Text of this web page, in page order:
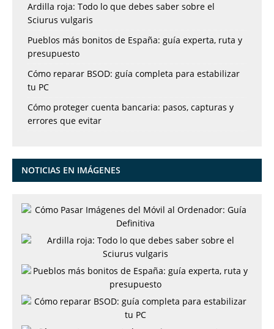
Ardilla roja: Todo lo que debes saber sobre el
Sciurus vulgaris
Pueblos más bonitos de España: guía experta, ruta y
presupuesto
Cómo reparar BSOD: guía completa para estabilizar
tu PC
Cómo proteger cuenta bancaria: pasos, capturas y
errores que evitar
NOTICIAS EN IMÁGENES